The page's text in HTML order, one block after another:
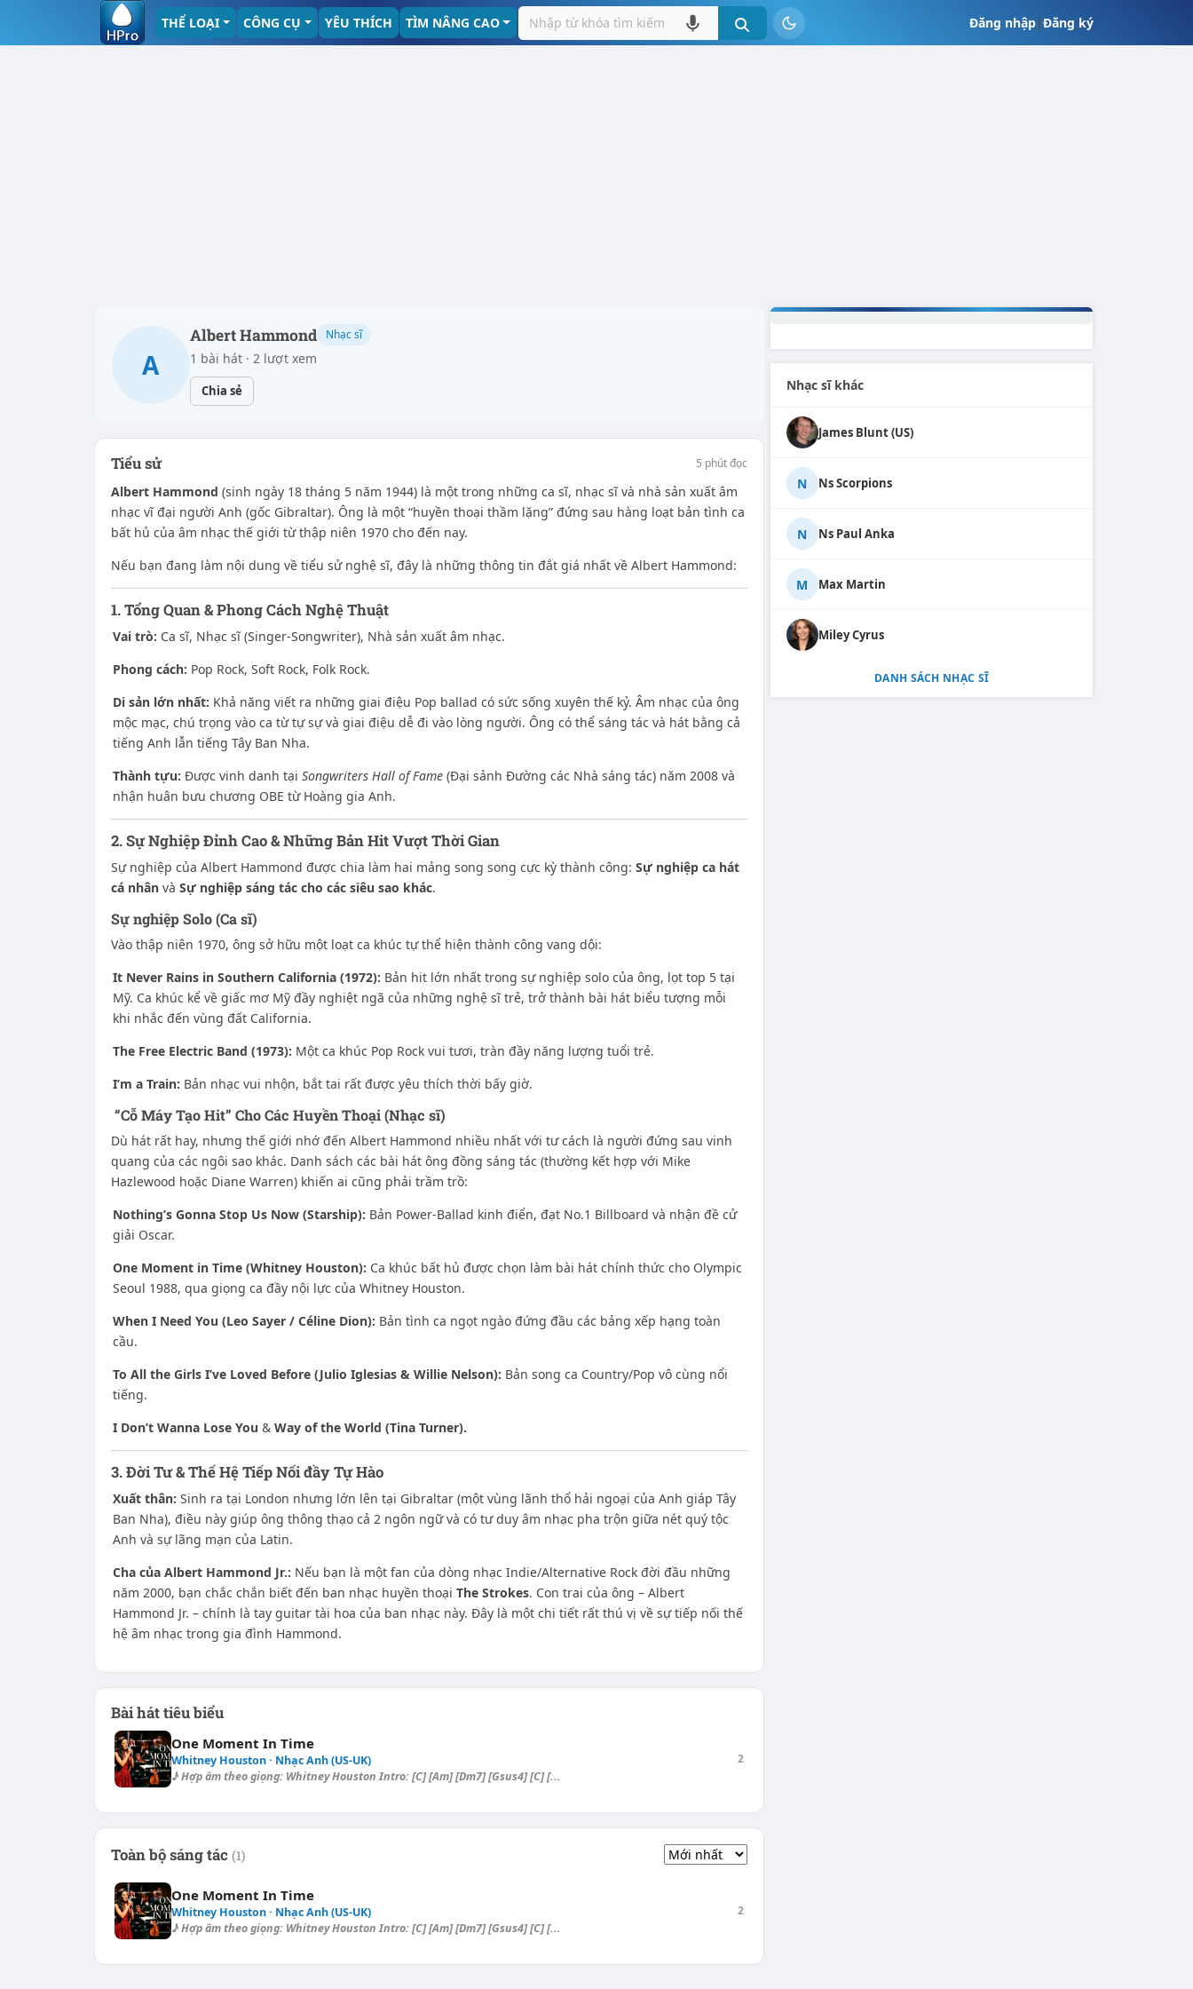
Đăng nhập|Đăng ký
THỂ LOẠI CÔNG CỤ YÊU THÍCH TÌM NÂNG CAO
A
Albert Hammond Nhạc sĩ
1 bài hát · 2 lượt xem
Chia sẻ
Tiểu sử 5 phút đọc
Albert Hammond (sinh ngày 18 tháng 5 năm 1944) là một trong những ca sĩ, nhạc sĩ và nhà sản xuất âm
nhạc vĩ đại người Anh (gốc Gibraltar). Ông là một “huyền thoại thầm lặng” đứng sau hàng loạt bản tình ca
bất hủ của âm nhạc thế giới từ thập niên 1970 cho đến nay.
Nếu bạn đang làm nội dung về tiểu sử nghệ sĩ, đây là những thông tin đắt giá nhất về Albert Hammond:
1. Tổng Quan & Phong Cách Nghệ Thuật
Vai trò: Ca sĩ, Nhạc sĩ (Singer-Songwriter), Nhà sản xuất âm nhạc.
Phong cách: Pop Rock, Soft Rock, Folk Rock.
Di sản lớn nhất: Khả năng viết ra những giai điệu Pop ballad có sức sống xuyên thế kỷ. Âm nhạc của ông
mộc mạc, chú trọng vào ca từ tự sự và giai điệu dễ đi vào lòng người. Ông có thể sáng tác và hát bằng cả
tiếng Anh lẫn tiếng Tây Ban Nha.
Thành tựu: Được vinh danh tại Songwriters Hall of Fame(Đại sảnh Đường các Nhà sáng tác) năm 2008 và
nhận huân bưu chương OBE từ Hoàng gia Anh.
2. Sự Nghiệp Đỉnh Cao & Những Bản Hit Vượt Thời Gian
Sự nghiệp của Albert Hammond được chia làm hai mảng song song cực kỳ thành công: Sự nghiệp ca hát
cá nhânvà Sự nghiệp sáng tác cho các siêu sao khác.
Sự nghiệp Solo (Ca sĩ)
Vào thập niên 1970, ông sở hữu một loạt ca khúc tự thể hiện thành công vang dội:
It Never Rains in Southern California (1972): Bản hit lớn nhất trong sự nghiệp solo của ông, lọt top 5 tại
Mỹ. Ca khúc kể về giấc mơ Mỹ đầy nghiệt ngã của những nghệ sĩ trẻ, trở thành bài hát biểu tượng mỗi
khi nhắc đến vùng đất California.
The Free Electric Band (1973): Một ca khúc Pop Rock vui tươi, tràn đầy năng lượng tuổi trẻ.
I’m a Train: Bản nhạc vui nhộn, bắt tai rất được yêu thích thời bấy giờ.
“Cỗ Máy Tạo Hit” Cho Các Huyền Thoại (Nhạc sĩ)
Dù hát rất hay, nhưng thế giới nhớ đến Albert Hammond nhiều nhất với tư cách là người đứng sau vinh
quang của các ngôi sao khác. Danh sách các bài hát ông đồng sáng tác (thường kết hợp với Mike
Hazlewood hoặc Diane Warren) khiến ai cũng phải trầm trồ:
Nothing’s Gonna Stop Us Now (Starship): Bản Power-Ballad kinh điển, đạt No.1 Billboard và nhận đề cử
giải Oscar.
One Moment in Time (Whitney Houston): Ca khúc bất hủ được chọn làm bài hát chính thức cho Olympic
Seoul 1988, qua giọng ca đầy nội lực của Whitney Houston.
When I Need You (Leo Sayer / Céline Dion): Bản tình ca ngọt ngào đứng đầu các bảng xếp hạng toàn
cầu.
To All the Girls I’ve Loved Before (Julio Iglesias & Willie Nelson): Bản song ca Country/Pop vô cùng nổi
tiếng.
I Don’t Wanna Lose You & Way of the World (Tina Turner).
3. Đời Tư & Thế Hệ Tiếp Nối đầy Tự Hào
Xuất thân: Sinh ra tại London nhưng lớn lên tại Gibraltar (một vùng lãnh thổ hải ngoại của Anh giáp Tây
Ban Nha), điều này giúp ông thông thạo cả 2 ngôn ngữ và có tư duy âm nhạc pha trộn giữa nét quý tộc
Anh và sự lãng mạn của Latin.
Cha của Albert Hammond Jr.: Nếu bạn là một fan của dòng nhạc Indie/Alternative Rock đời đầu những
năm 2000, bạn chắc chắn biết đến ban nhạc huyền thoại The Strokes. Con trai của ông – Albert
Hammond Jr. – chính là tay guitar tài hoa của ban nhạc này. Đây là một chi tiết rất thú vị về sự tiếp nối thế
hệ âm nhạc trong gia đình Hammond.
Bài hát tiêu biểu
One Moment In Time
Whitney Houston · Nhạc Anh (US-UK)
♪ Hợp âm theo giọng: Whitney Houston Intro: [C] [Am] [Dm7] [Gsus4] [C] [...
2
Toàn bộ sáng tác (1)
One Moment In Time
Whitney Houston · Nhạc Anh (US-UK)
♪ Hợp âm theo giọng: Whitney Houston Intro: [C] [Am] [Dm7] [Gsus4] [C] [...
2
Nhạc sĩ khác
James Blunt (US)
N Ns Scorpions
N Ns Paul Anka
M Max Martin
Miley Cyrus
DANH SÁCH NHẠC SĨ